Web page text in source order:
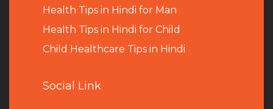
Health Tips in Hindi for Man
Health Tips in Hindi for Child
Child Healthcare Tips in Hindi
Social Link